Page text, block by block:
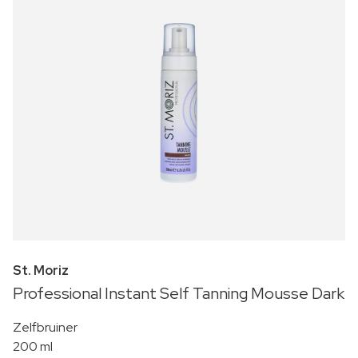
St. Moriz
Professional Instant Self Tanning Mousse Dark
Zelfbruiner
200 ml